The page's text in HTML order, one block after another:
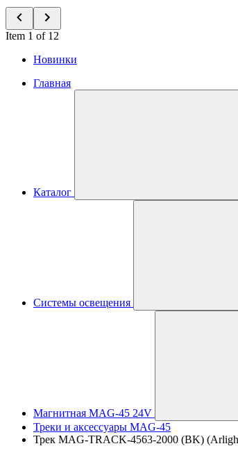
Item 1 of 12
Новинки
Главная
Каталог
Системы освещения
Магнитная MAG-45 24V
Треки и аксессуары MAG-45
Трек MAG-TRACK-4563-2000 (BK)